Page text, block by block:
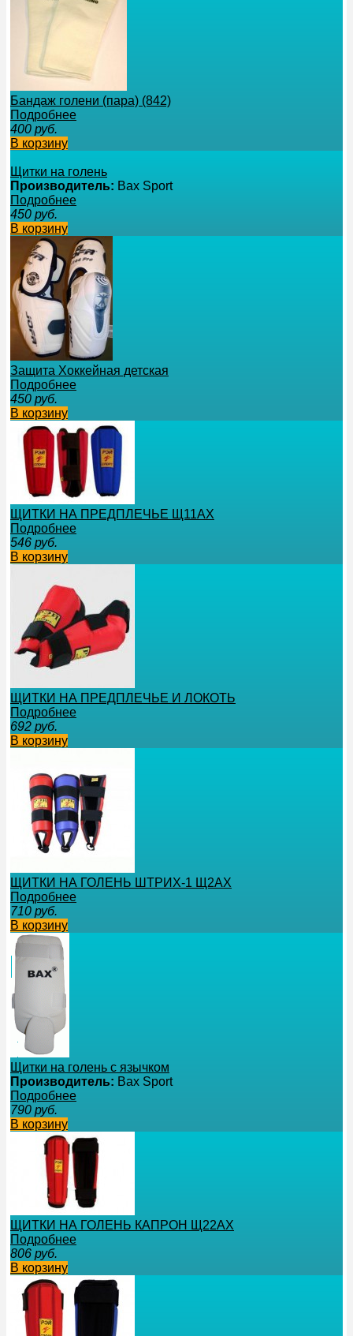
Бандаж голени (пара) (842)
Подробнее
400 руб.
В корзину
Щитки на голень
Производитель: Bax Sport
Подробнее
450 руб.
В корзину
Защита Хоккейная детская
Подробнее
450 руб.
В корзину
ЩИТКИ НА ПРЕДПЛЕЧЬЕ Щ11АХ
Подробнее
546 руб.
В корзину
ЩИТКИ НА ПРЕДПЛЕЧЬЕ И ЛОКОТЬ
Подробнее
692 руб.
В корзину
ЩИТКИ НА ГОЛЕНЬ ШТРИХ-1 Щ2АХ
Подробнее
710 руб.
В корзину
Щитки на голень с язычком
Производитель: Bax Sport
Подробнее
790 руб.
В корзину
ЩИТКИ НА ГОЛЕНЬ КАПРОН Щ22АХ
Подробнее
806 руб.
В корзину